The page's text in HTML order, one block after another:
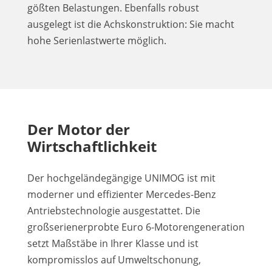
gößten Belastungen. Ebenfalls robust
ausgelegt ist die Achskonstruktion: Sie macht
hohe Serienlastwerte möglich.
Der Motor der
Wirtschaftlichkeit
Der hochgeländegängige UNIMOG ist mit
moderner und effizienter Mercedes-Benz
Antriebstechnologie ausgestattet. Die
großserienerprobte Euro 6-Motorengeneration
setzt Maßstäbe in Ihrer Klasse und ist
kompromisslos auf Umweltschonung,